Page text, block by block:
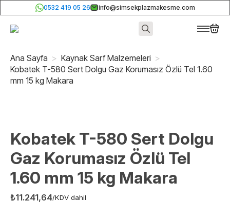
0532 419 05 26 info@simsekplazmakesme.com
for:
Ana Sayfa
Kaynak Sarf Malzemeleri
Kobatek T-580 Sert Dolgu Gaz Korumasız Özlü Tel 1.60
mm 15 kg Makara
Kobatek T-580 Sert Dolgu
Gaz Korumasız Özlü Tel
1.60 mm 15 kg Makara
₺11.241,64/KDV dahil